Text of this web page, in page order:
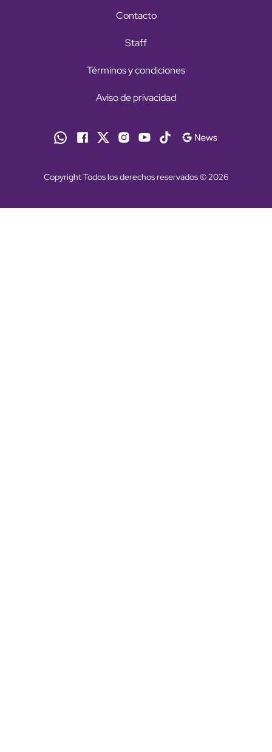
Contacto
Staff
Términos y condiciones
Aviso de privacidad
Copyright Todos los derechos reservados © 2026